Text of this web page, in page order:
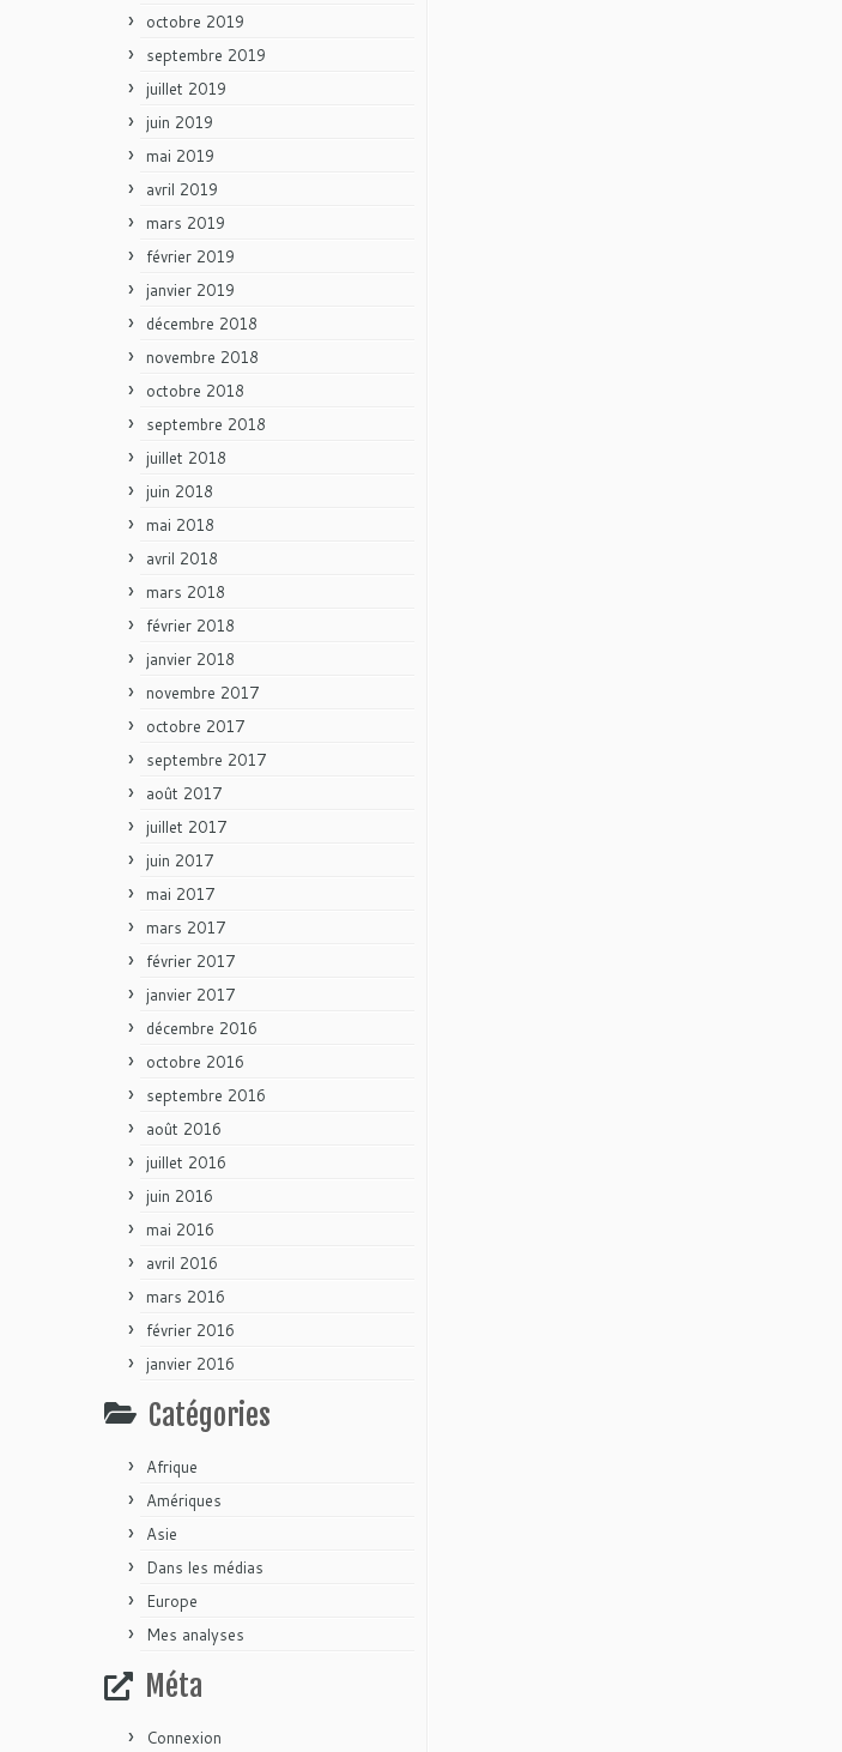
octobre 2019
septembre 2019
juillet 2019
juin 2019
mai 2019
avril 2019
mars 2019
février 2019
janvier 2019
décembre 2018
novembre 2018
octobre 2018
septembre 2018
juillet 2018
juin 2018
mai 2018
avril 2018
mars 2018
février 2018
janvier 2018
novembre 2017
octobre 2017
septembre 2017
août 2017
juillet 2017
juin 2017
mai 2017
mars 2017
février 2017
janvier 2017
décembre 2016
octobre 2016
septembre 2016
août 2016
juillet 2016
juin 2016
mai 2016
avril 2016
mars 2016
février 2016
janvier 2016
Catégories
Afrique
Amériques
Asie
Dans les médias
Europe
Mes analyses
Méta
Connexion